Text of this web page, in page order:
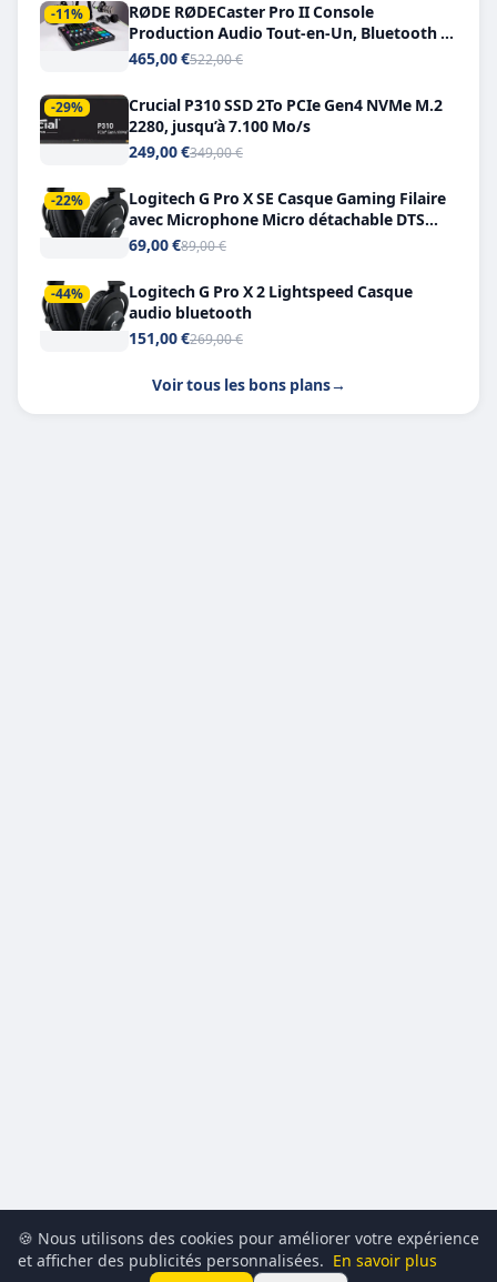
-11%
RØDE RØDECaster Pro II Console
Production Audio Tout-en-Un, Bluetooth et
Double USB-C
465,00 €522,00 €
-29%
Crucial P310 SSD 2To PCIe Gen4 NVMe M.2
2280, jusqu’à 7.100 Mo/s
249,00 €349,00 €
-22%
Logitech G Pro X SE Casque Gaming Filaire
avec Microphone Micro détachable DTS
Headphone X 7.1
69,00 €89,00 €
-44%
Logitech G Pro X 2 Lightspeed Casque
audio bluetooth
151,00 €269,00 €
Voir tous les bons plans→
🍪 Nous utilisons des cookies pour améliorer votre expérience
et afficher des publicités personnalisées. En savoir plus